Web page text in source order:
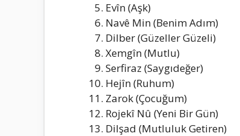
Evîn (Aşk)
Navê Min (Benim Adım)
Dilber (Güzeller Güzeli)
Xemgîn (Mutlu)
Serfiraz (Saygıdeğer)
Hejîn (Ruhum)
Zarok (Çocuğum)
Rojekî Nû (Yeni Bir Gün)
Dilşad (Mutluluk Getiren)